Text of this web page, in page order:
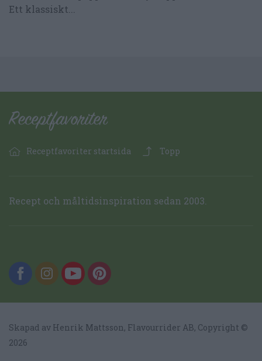
Ett klassiskt...
Receptfavoriter startsida Topp
Recept och måltidsinspiration sedan 2003.
Skapad av Henrik Mattsson, Flavourrider AB, Copyright ©
2026